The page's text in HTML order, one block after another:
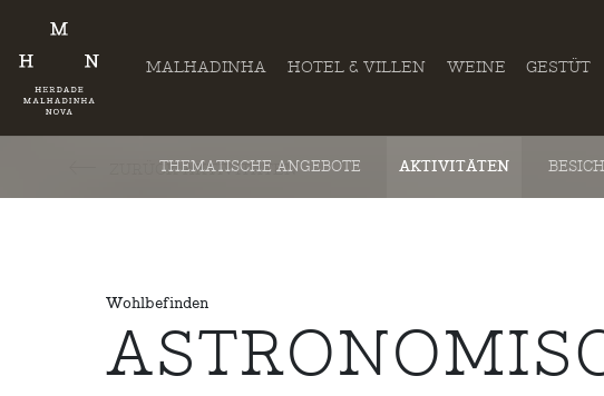
MALHADINHA HOTEL & VILLEN WEINE GESTÜT
THEMATISCHE ANGEBOTE AKTIVITÄTEN
ZURÜCK AKTIVITÄTEN
Wohlbefinden